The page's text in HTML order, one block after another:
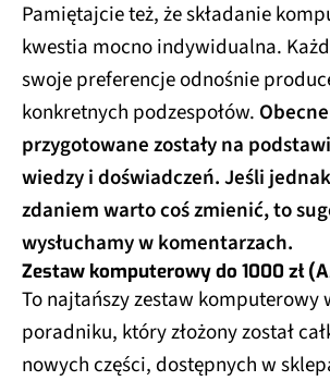
Pamiętajcie też, że składanie
kwestia mocno indywidualna.
swoje preferencje odnośnie
konkretnych podzespołów.
przygotowane zostały na
wiedzy i doświadczeń. Jeśli
zdaniem warto coś zmienić, to
wysłuchamy w komentarzach.
Zestaw komputerowy do 1000 zł
To najtańszy zestaw komputerowy
poradniku, który złożony został
nowych części, dostępnych w